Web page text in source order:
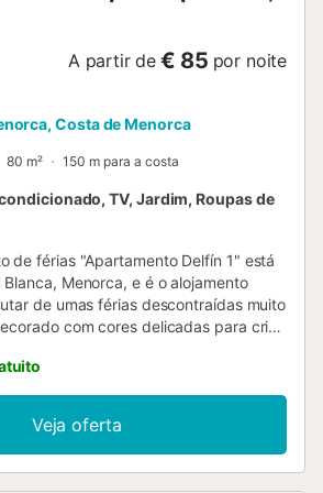
A partir de € 85 por noite
Costa de Menorca
80 m² 150 m para a costa
TV, Jardim, Roupas de
de férias "Apartamento Delfín 1" está
Menorca, e é o alojamento
de umas férias descontraídas muito
com cores delicadas para criar
um sofá-cama), uma cozinha
(um com 2 camas individuais, um
casal), bem como uma casa de banho,
6 pessoas. Outras comodidades
uma televisão, um berço e
Veja oferta